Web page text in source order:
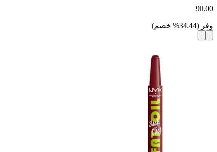
90.00
وفر (
34.44
% خصم)